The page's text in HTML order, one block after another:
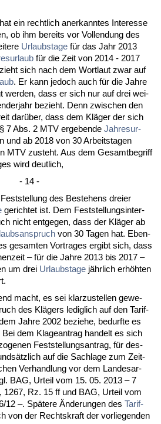
ein recht­lich an­er­kann­tes In­ter­es­se
ob ihm be­reits vor Voll­endung des
Ur­laubs­ta­ge für das Jahr 2013
für die Zeit von 2014 - 2017
sich nach dem Wort­laut zwar auf
. Er kann je­doch auch für die Jah­re
wer­den, dass er sich nur auf drei wei­
be­zieht. Denn zwi­schen den
darüber, dass dem Kläger der sich
7 Abs. 2 MTV er­ge­ben­de Jah­res­ur­
und ab 2018 von 30 Ar­beits­ta­gen
MTV zu­steht. Aus dem Ge­samt­be­griff
wird deut­lich,
- 14 -
des Be­ste­hens drei­er
ge­rich­tet ist. Dem Fest­stel­lungs­in­ter­
nicht ent­ge­gen, dass der Kläger ab
von 30 Ta­gen hat. Eben­
ge­sam­ten Vor­tra­ges er­gibt sich, dass
– für die Jah­re 2013 bis 2017 –
um drei Ur­laubs­ta­ge jähr­lich erhöhten
macht, es sei klar­zu­stel­len ge­we­
des Klägers le­dig­lich auf den Ta­rif­
Jah­re 2002 be­zie­he, be­durf­te es
dem Kla­ge­an­trag han­delt es sich
Fest­stel­lungs­an­trag, für des­
auf die Sach­la­ge zum Zeit­
Ver­hand­lung vor dem Lan­des­ar­
BAG, Ur­teil vom 15. 05. 2013 – 7
1267, Rz. 15 ff und BAG, Ur­teil vom
12 –. Späte­re Ände­run­gen des Ta­rif­
von der Rechts­kraft der vor­lie­gen­den